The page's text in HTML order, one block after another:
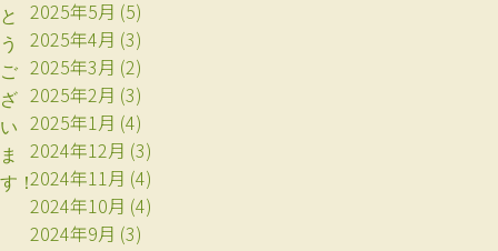
と
う
ご
ざ
い
ま
す！
2025年5月 (5)
2025年4月 (3)
2025年3月 (2)
2025年2月 (3)
2025年1月 (4)
2024年12月 (3)
2024年11月 (4)
2024年10月 (4)
2024年9月 (3)